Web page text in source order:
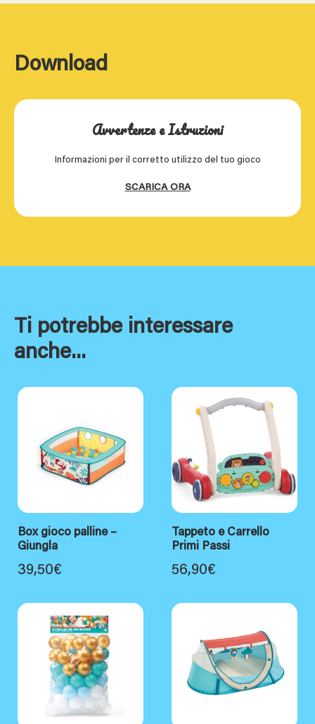
Download
Avvertenze e Istruzioni
Informazioni per il corretto utilizzo del tuo gioco
SCARICA ORA
Ti potrebbe interessare
anche...
Box gioco palline –
Giungla
39,50€
Tappeto e Carrello
Primi Passi
56,90€